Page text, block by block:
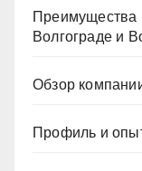
Преимущества
Волгограде и
Обзор
Профиль и